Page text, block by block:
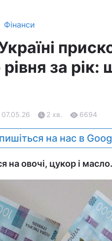
Фінанси
за
2 хв. 6694
на нас в
на овочі, цукор і масло.